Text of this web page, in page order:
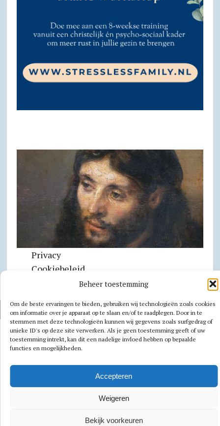
Beheer toestemming
Om de beste ervaringen te bieden, gebruiken wij technologieën zoals cookies
om informatie over je apparaat op te slaan en/of te raadplegen. Door in te
stemmen met deze technologieën kunnen wij gegevens zoals surfgedrag of
unieke ID's op deze site verwerken. Als je geen toestemming geeft of uw
toestemming intrekt, kan dit een nadelige invloed hebben op bepaalde
functies en mogelijkheden.
Accepteren
Weigeren
Bekijk voorkeuren
Privacy
Cookiebeleid
AUTEURSRECHT 2026|MH NEWSDESK LITE DOORMH THEMES